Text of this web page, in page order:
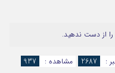
را از دست ندهید.
:
2687 مشاهده : 937